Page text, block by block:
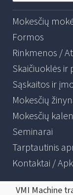
Mokesčių
Formos
Rinkmenos /
Skaičiuoklės ir
Sąskaitos ir
Mokesčių
Mokesčių
Seminarai
Tarptautinis
Kontaktai /
VMI Machine